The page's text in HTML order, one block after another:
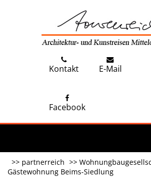
Kontakt E-Mail
Facebook
partner
Gästewohnung Beims-Siedlung